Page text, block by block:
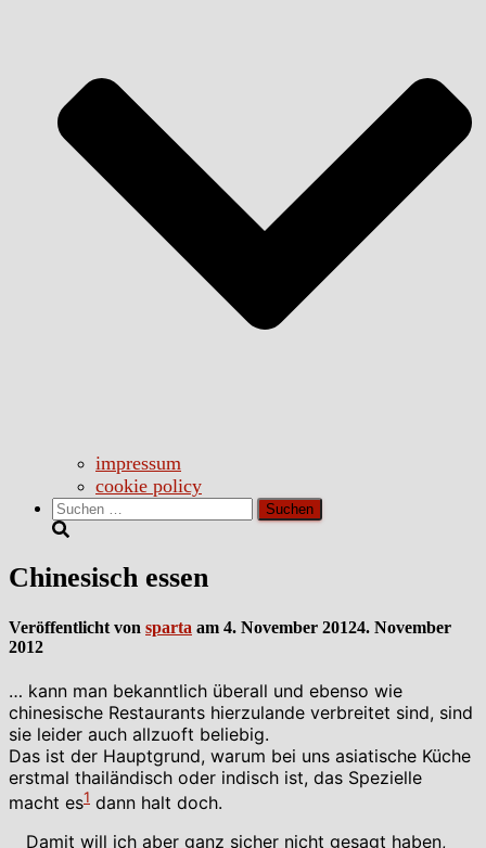
impressum
cookie policy
Suchen
nach:
Chinesisch essen
Veröffentlicht von sparta am 4. November 20124. November
2012
… kann man bekanntlich überall und ebenso wie
chinesische Restaurants hierzulande verbreitet sind, sind
sie leider auch allzuoft beliebig.
Das ist der Hauptgrund, warum bei uns asiatische Küche
erstmal thailändisch oder indisch ist, das Spezielle
macht es1 dann halt doch.
Damit will ich aber ganz sicher nicht gesagt haben,